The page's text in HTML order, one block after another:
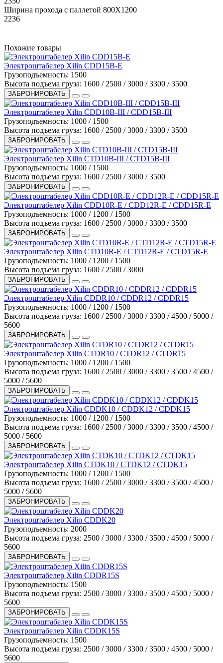
Ширина прохода с паллетой 800X1200
2236
Похожие товары
Электроштабелер Xilin CDD15B-E
Грузоподъемность: 1500
Высота подъема груза: 1600 / 2500 / 3000 / 3300 / 3500
ЗАБРОНИРОВАТЬ
Электроштабелер Xilin CDD10B-III / CDD15B-III
Грузоподъемность: 1000 / 1500
Высота подъема груза: 1600 / 2500 / 3000 / 3300 / 3500
ЗАБРОНИРОВАТЬ
Электроштабелер Xilin CTD10B-III / CTD15B-III
Грузоподъемность: 1000 / 1500
Высота подъема груза: 1600 / 2500 / 3000 / 3500
ЗАБРОНИРОВАТЬ
Электроштабелер Xilin CDD10R-E / CDD12R-E / CDD15R-E
Грузоподъемность: 1000 / 1200 / 1500
Высота подъема груза: 1600 / 2500 / 3000 / 3300 / 3500
ЗАБРОНИРОВАТЬ
Электроштабелер Xilin CTD10R-E / CTD12R-E / CTD15R-E
Грузоподъемность: 1000 / 1200 / 1500
Высота подъема груза: 1600 / 2500 / 3000
ЗАБРОНИРОВАТЬ
Электроштабелер Xilin CDDR10 / CDDR12 / CDDR15
Грузоподъемность: 1000 / 1200 / 1500
Высота подъема груза: 1600 / 2500 / 3000 / 3300 / 4500 / 5000 /
5600
ЗАБРОНИРОВАТЬ
Электроштабелер Xilin CTDR10 / CTDR12 / CTDR15
Грузоподъемность: 1000 / 1200 / 1500
Высота подъема груза: 1600 / 2500 / 3000 / 3300 / 3500 / 4500 /
5000 / 5600
ЗАБРОНИРОВАТЬ
Электроштабелер Xilin CDDK10 / CDDK12 / CDDK15
Грузоподъемность: 1000 / 1200 / 1500
Высота подъема груза: 1600 / 2500 / 3000 / 3300 / 3500 / 4500 /
5000 / 5600
ЗАБРОНИРОВАТЬ
Электроштабелер Xilin CTDK10 / CTDK12 / CTDK15
Грузоподъемность: 1000 / 1200 / 1500
Высота подъема груза: 1600 / 2500 / 3000 / 3300 / 3500 / 4500 /
5000 / 5600
ЗАБРОНИРОВАТЬ
Электроштабелер Xilin CDDK20
Грузоподъемность: 2000
Высота подъема груза: 2500 / 3000 / 3300 / 3500 / 4500 / 5000 /
5600
ЗАБРОНИРОВАТЬ
Электроштабелер Xilin CDDR15S
Грузоподъемность: 1500
Высота подъема груза: 2500 / 3000 / 3300 / 3500 / 4500 / 5000 /
5600
ЗАБРОНИРОВАТЬ
Электроштабелер Xilin CDDK15S
Грузоподъемность: 1500
Высота подъема груза: 2500 / 3000 / 3300 / 3500 / 4500 / 5000 /
5600